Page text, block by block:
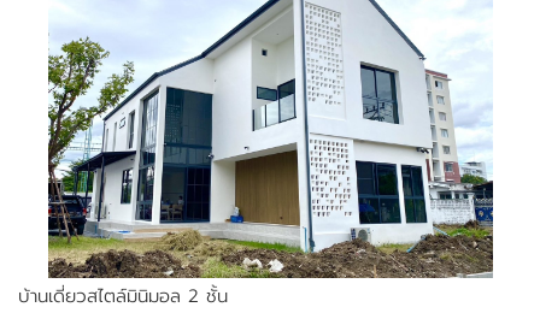
บ้านเดี่ยวสไตล์มินิมอล 2 ชั้น